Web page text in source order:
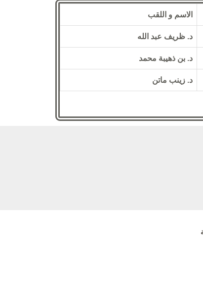
الاسم و اللقب
د. ظريف عبد الله
د. بن ذهيبة محمد
د. زينب ماتن